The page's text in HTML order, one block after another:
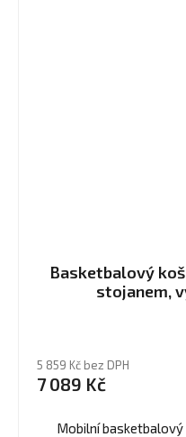
Basketbalový koš
stojanem,
5 859 Kč bez DPH
7 089 Kč
Mobilní